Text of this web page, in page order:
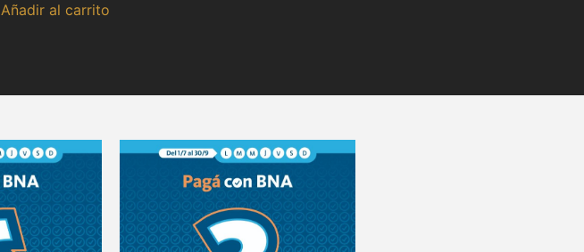
Añadir al carrito